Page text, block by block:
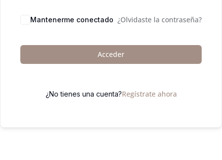
Mantenerme conectado ¿Olvidaste la contraseña?
Acceder
¿No tienes una cuenta?Regístrate ahora